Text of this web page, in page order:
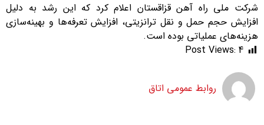
شرکت ملی راه آهن قزاقستان اعلام کرد که این رشد به دلیل
افزایش حجم حمل و نقل ترانزیتی، افزایش تعرفه‌ها و بهینه‌سازی
هزینه‌های عملیاتی بوده است.
Post Views: 4
روابط عمومی اتاق